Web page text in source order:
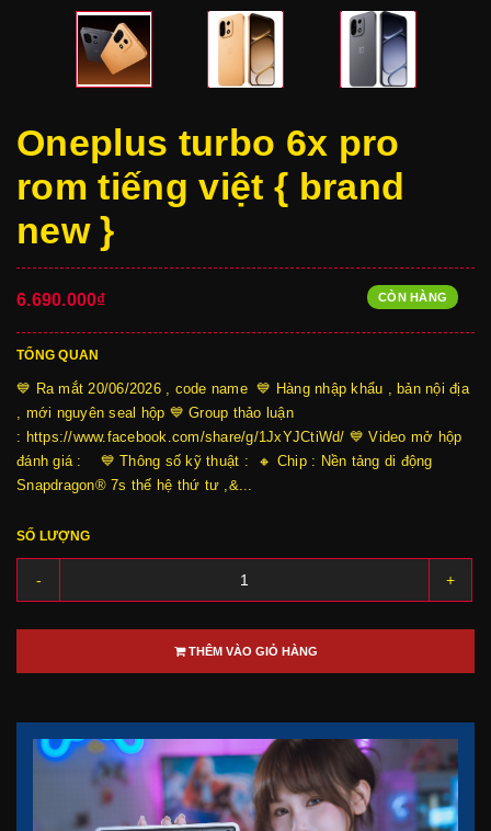
Oneplus turbo 6x pro
rom tiếng việt { brand
new }
6.690.000₫ CÒN HÀNG
TỔNG QUAN
💙 Ra mắt 20/06/2026 , code name 💙 Hàng nhập khẩu , bản nội địa
, mới nguyên seal hộp 💙 Group thảo luận
: https://www.facebook.com/share/g/1JxYJCtiWd/ 💙 Video mở hộp
đánh giá : 💙 Thông số kỹ thuật : 🔸 Chip : Nền tảng di động
Snapdragon® 7s thế hệ thứ tư ,&...
SỐ LƯỢNG
- +
THÊM VÀO GIỎ HÀNG